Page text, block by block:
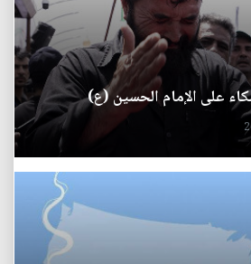
على الإمام الحسين (ع)